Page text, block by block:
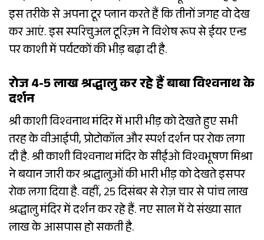
इस तरीके से अपना टूर प्लान करते हैं कि तीनों जगह वो देख
कर आएं. इस स्परिचुअल टूरिज़्म ने विशेष रूप से ईयर एन्ड
पर काशी में पर्यटकों की भीड़ बढ़ा दी है.
रोज 4-5 लाख श्रद्धालु कर रहे हैं बाबा विश्वनाथ के
दर्शन
श्री काशी विश्वनाथ मंदिर में भारी भीड़ को देखते हुए सभी
तरह के वीआईपी, प्रोटोकॉल और स्पर्श दर्शन पर रोक लगा
दी है. श्री काशी विश्वनाथ मंदिर के सीईओ विश्वभूषण मिश्रा
ने बयान जारी कर श्रद्धालुओं की भारी भीड़ को देखते इसपर
रोक लगा दिया है. वहीं, 25 दिसंबर से रोज़ चार से पांच लाख
श्रद्धालु मंदिर में दर्शन कर रहे हैं. नए साल में ये संख्या सात
लाख के आसपास हो सकती है.